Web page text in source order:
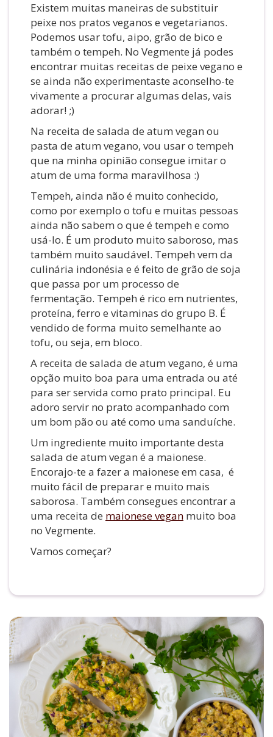
Existem muitas maneiras de substituir
peixe nos pratos veganos e vegetarianos.
Podemos usar tofu, aipo, grão de bico e
também o tempeh. No Vegmente já podes
encontrar muitas receitas de peixe vegano e
se ainda não experimentaste aconselho-te
vivamente a procurar algumas delas, vais
adorar! ;)
Na receita de salada de atum vegan ou
pasta de atum vegano, vou usar o tempeh
que na minha opinião consegue imitar o
atum de uma forma maravilhosa :)
Tempeh, ainda não é muito conhecido,
como por exemplo o tofu e muitas pessoas
ainda não sabem o que é tempeh e como
usá-lo. É um produto muito saboroso, mas
também muito saudável. Tempeh vem da
culinária indonésia e é feito de grão de soja
que passa por um processo de
fermentação. Tempeh é rico em nutrientes,
proteína, ferro e vitaminas do grupo B. É
vendido de forma muito semelhante ao
tofu, ou seja, em bloco.
A receita de salada de atum vegano, é uma
opção muito boa para uma entrada ou até
para ser servida como prato principal. Eu
adoro servir no prato acompanhado com
um bom pão ou até como uma sanduíche.
Um ingrediente muito importante desta
salada de atum vegan é a maionese.
Encorajo-te a fazer a maionese em casa, é
muito fácil de preparar e muito mais
saborosa. Também consegues encontrar a
uma receita de maionese vegan muito boa
no Vegmente.
Vamos começar?